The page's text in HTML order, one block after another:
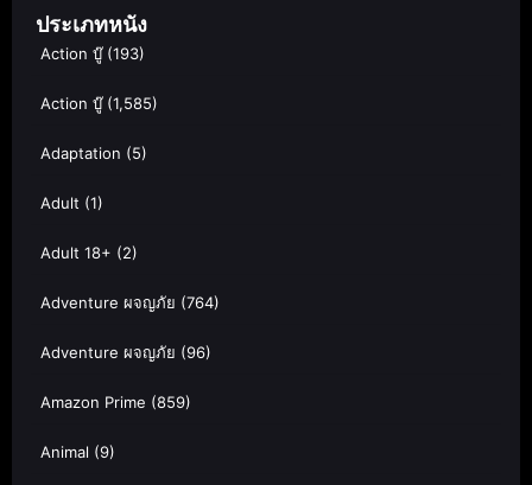
ประเภทหนัง
Action บู๊(193)
Action บู๊(1,585)
Adaptation (5)
Adult (1)
Adult 18+ (2)
Adventure ผจญภัย (764)
Adventure ผจญภัย (96)
Amazon Prime (859)
Animal (9)